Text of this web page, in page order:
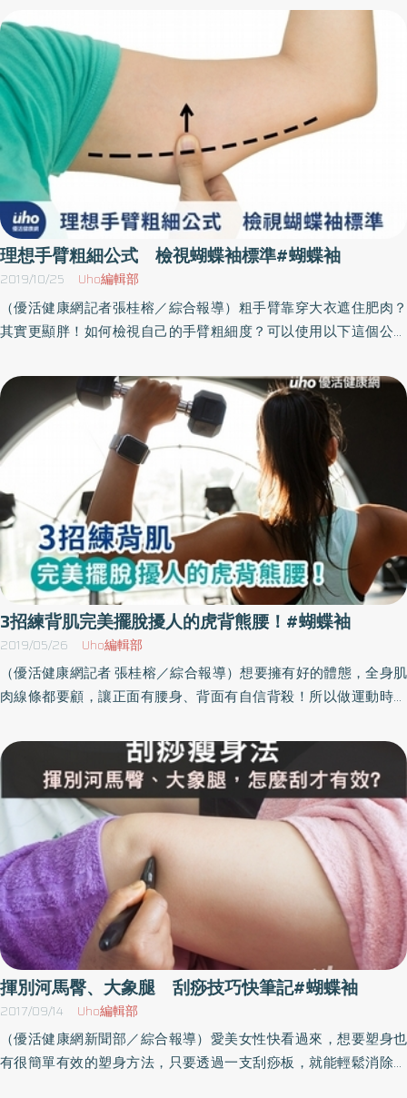
一，皮拉提斯老師渱棠教大家四個動作，一條毛巾，讓你在家就能
訓練手臂、甩掉蝴蝶袖。 手臂後側訓練動作1.採站姿，雙腳打開與坐
骨同寬，掌心相對夾著毛巾，吸氣，雙手往上延伸，肩膀後轉半
圈，下巴微收，感覺脊柱拉長。2.吐氣時，手肘彎曲並內夾，手掌用
力互推的感覺，吸氣，雙手再次往天空延伸，重複動作。小提醒：
如果想要增加強度，可以拿水瓶或是小啞鈴。 二頭肌訓練動作1.採站
姿，雙腳打開與坐骨同寬，掌心朝上，雙手握住毛巾兩端，並往前
伸直，位置與肩膀呈水平。2.腹部內收，後轉肩膀，感覺手往前推，
肩膀往後拖，雙手握住毛巾時，稍微往兩邊拉扯。3.吸氣預備，吐氣
時，雙手往內收至約90度的位置，吸氣回到水平，重複動作。小提
醒：如果想要增加強度，可以拿水瓶或小啞鈴 手臂內側訓練動作1.採
坐姿，雙腿輕鬆交疊，感覺脊椎拉長，大小手臂呈90度，手肘位置
與肩膀同高，雙手掌心相對，將毛巾夾緊在小手臂之間，後轉肩
膀。2.吸氣預備，吐氣時將手肘往上抬起高過肩膀一些，吸氣，回到
與肩膀平行的位置，重複練習。小提醒：動作幅度非常小，手臂不
不彎腰駝背。2.大小手臂呈90度，手肘位置與肩膀同高，雙手掌心
面向自己，一樣將毛巾夾緊在小手臂之間，小拇指盡量併攏在一
起。3.吸氣預備，吐氣時手肘往上抬起高過肩膀一些，吸氣，回到與
肩膀平行的位置，重複練習。小提醒：如果想提高強度，可以將毛
巾摺厚一些，或是移動的幅度再小一點。 蝴蝶袖=身體警訊，恐體脂
過高手臂出現蝴蝶袖，是肥胖跟老化的警訊，尤其身體老化是從背
部開始，當背肌無力，會連帶影響到手臂的肌肉，而形成蝴蝶袖最
大的原因，就是手臂跟肩膀的活動量不足。而肥胖更不用說，因為
體脂肪過高，容易造成局部的肥胖，蝴蝶袖出現的機率，也就更高
了。 想要擺脫蝴蝶袖，除了養成運動習慣外，平時也能從日常生活
做起，因為長時間的工作，活動量不足，容易有血液循環不好的問
題，更會容易累積脂肪，長時間姿勢不正確、經常駝背，也會讓
肩、背的肌肉過於緊繃，久而久之，也會影響蝴蝶袖的形成。
理想手臂粗細公式 檢視蝴蝶袖標準#蝴蝶袖
2019/10/25 Uho編輯部
（優活健康網記者張桂榕／綜合報導）粗手臂靠穿大衣遮住肥肉？
其實更顯胖！如何檢視自己的手臂粗細度？可以使用以下這個公式
～高限身高（cm）×0.16例如：身高158公分，手臂粗細的標準範圍
就是 22.91（公分）～25.28（公分）。如果超過標準範圍，那就趕
緊學瘦手臂3動作，燃燒晃動的掰掰袖，打造結實線條，不論無袖背
心還是長袖毛衣，都能美美上身。鍛鍊肩關節周圍肌群 可瘦手臂
又挺胸其實，手臂好不好看雖然和粗細有一定關係，但更大的關係
來自緊緻度，手臂肌肉結實但又不至於過度發達，變成金剛芭比，
是人人羨慕的完美手臂線條！鍛鍊肩關節周圍肌群，讓你瘦手臂又
挺胸！第1招. 球柱揮擊《組數》15〜20秒/3組《動作》(1) 雙手握拳
舉起，掌心向前，手臂與地面平行，小手臂與手臂呈90度。(2) 手臂
往前向下擺，球頭朝下，掌心向後。(3) 接著雙手往左右伸直，再依
序回到(2)和(1)，並且重複動作。第2招. 手臂內收《組數》15〜20
秒/3組《動作》(1) 雙手張開與地面平行，掌心向後，大拇指朝下。
(2) 再將手往身體方向收進來，過程中收微轉動手臂，讓掌心微微向
上，最後讓手臂靠攏身體，重複動作。Tip：動作在瑜珈墊上或坐在
椅子上做都可以，但過程中要記得，保持脊柱伸直，不彎腰駝背。
上，呈現坐姿，雙腳屈膝，腳底板踩好地面，雙手向後撐地，手指
朝身體方向。(2) 身體後仰，利用手臂的力量Hold住全身，停頓一下
後，再回到起始位置，重複動作。Tip：過程中脖子稍微內收，不後
仰，避免頸部受傷。 以上3招的訓練目的，是活動及鍛鍊肩關節周圍
肌群；在日常的動作中，比較少會運動到上臂，如果不特別針對這
部位做訓練，肌肉量不夠加上脂肪堆積，就很容易出現蝴蝶袖！當
然，任何減重瘦身目標，一定都要搭配飲食控制，效果才會好！下
定決心、立定目標，一起愛運動，讓生活更健康。
3招練背肌完美擺脫擾人的虎背熊腰！#蝴蝶袖
2019/05/26 Uho編輯部
（優活健康網記者 張桂榕／綜合報導）想要擁有好的體態，全身肌
肉線條都要顧，讓正面有腰身、背面有自信背殺！所以做運動時，
了訓練背部的肌肉！背後有好看的肌肉線條，不但有視覺好腰身，
更讓你整個人看起來小一號！背部線條才是關鍵！練背肌的3大好處
鍛鍊背部肌肉，可改善個人體態、打擊鬆弛以及增強核心肌群。1.預
防圓肩和駝背圓肩和駝背的體態，容易造成肚子更大、壓迫內臟讓
呼吸不順暢，嚴重還會影響到四肢麻痺和頭腦思緒。2.身形外觀更好
看人人都希望自己是個衣架子，擁有緊實的美背，就算只穿一件簡
單的T恤，也能很迷人。3.可增強核心肌群練背部肌肉的同時，核心
必須穩定才能正確施力，因此「練背同時練腹部」，讓你的背和肚
子，一起緊實。3個背闊肌訓練動作，訓練緊實有型的背闊肌！ 動作
一：單槓上拉1.身體穩定後上拉，感覺背闊肌正受自己控制。2.過程
中停留數秒，且一定要注意背闊肌，一直都要有緊繃的感覺。動作
二：槓鈴划船1.雙手全握槓鈴，腰打直往下彎，把槓鈴舉起碰到下胸
再放下就是一輪。2.過程中注意背要保持平直，才不會用到太多屁股
肌肉的力量，而且重量也要保持適當，避免脊椎受傷。動作三：直
臂下拉1.吐氣，慢慢往下拉、停留一下，吸氣，慢慢回放。過程中要
揮別河馬臀、大象腿 刮痧技巧快筆記#蝴蝶袖
2017/09/14 Uho編輯部
（優活健康網新聞部／綜合報導）愛美女性快看過來，想要塑身也
有很簡單有效的塑身方法，只要透過一支刮痧板，就能輕鬆消除擾